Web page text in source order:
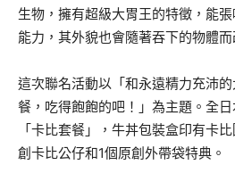
生物，擁有超級大胃王的特徵，能
能力，其外貌也會隨著吞下的物體而
這次聯名活動以「和永遠精力充沛
餐，吃得飽飽的吧！」為主題。全
「卡比套餐」，牛丼包裝盒印有卡
創卡比公仔和1個原創外帶袋特典。